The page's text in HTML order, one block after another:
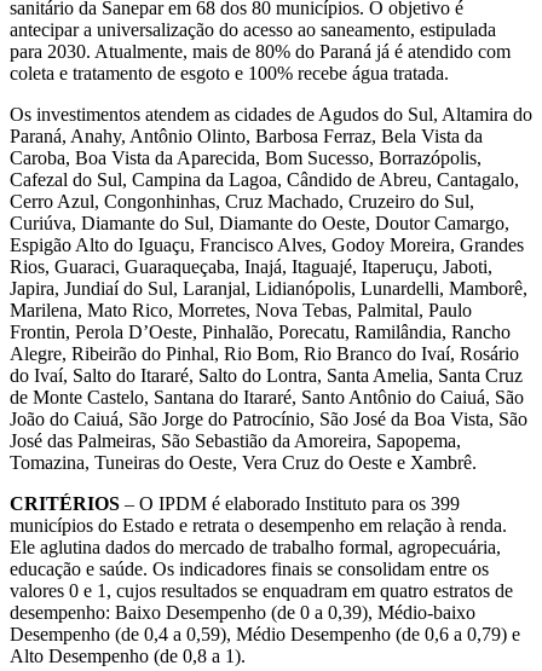
sanitário da Sanepar em 68 dos 80 municípios. O objetivo é
antecipar a universalização do acesso ao saneamento, estipulada
para 2030. Atualmente, mais de 80% do Paraná já é atendido com
coleta e tratamento de esgoto e 100% recebe água tratada.
Os investimentos atendem as cidades de Agudos do Sul, Altamira do
Paraná, Anahy, Antônio Olinto, Barbosa Ferraz, Bela Vista da
Caroba, Boa Vista da Aparecida, Bom Sucesso, Borrazópolis,
Cafezal do Sul, Campina da Lagoa, Cândido de Abreu, Cantagalo,
Cerro Azul, Congonhinhas, Cruz Machado, Cruzeiro do Sul,
Curiúva, Diamante do Sul, Diamante do Oeste, Doutor Camargo,
Espigão Alto do Iguaçu, Francisco Alves, Godoy Moreira, Grandes
Rios, Guaraci, Guaraqueçaba, Inajá, Itaguajé, Itaperuçu, Jaboti,
Japira, Jundiaí do Sul, Laranjal, Lidianópolis, Lunardelli, Mamborê,
Marilena, Mato Rico, Morretes, Nova Tebas, Palmital, Paulo
Frontin, Perola D’Oeste, Pinhalão, Porecatu, Ramilândia, Rancho
Alegre, Ribeirão do Pinhal, Rio Bom, Rio Branco do Ivaí, Rosário
do Ivaí, Salto do Itararé, Salto do Lontra, Santa Amelia, Santa Cruz
de Monte Castelo, Santana do Itararé, Santo Antônio do Caiuá, São
João do Caiuá, São Jorge do Patrocínio, São José da Boa Vista, São
José das Palmeiras, São Sebastião da Amoreira, Sapopema,
Tomazina, Tuneiras do Oeste, Vera Cruz do Oeste e Xambrê.
CRITÉRIOS – O IPDM é elaborado Instituto para os 399
municípios do Estado e retrata o desempenho em relação à renda.
Ele aglutina dados do mercado de trabalho formal, agropecuária,
educação e saúde. Os indicadores finais se consolidam entre os
valores 0 e 1, cujos resultados se enquadram em quatro estratos de
desempenho: Baixo Desempenho (de 0 a 0,39), Médio-baixo
Desempenho (de 0,4 a 0,59), Médio Desempenho (de 0,6 a 0,79) e
Alto Desempenho (de 0,8 a 1).